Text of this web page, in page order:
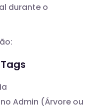
durante o
Admin (Árvore ou